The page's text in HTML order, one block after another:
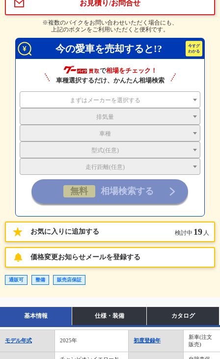
お見積り/お問合せ
※複数のバイクをお問い合わせいただく場合にも、
上記のボタンをご利用いただくと便利です。
今の愛車を売却すると!?
で相場をチェック！
車種選択するだけ、かんたん相場検索
まずはメーカーを選択する
排気量
車種
型式(任意)
走行距離(任意)
お気に入りに追加する 検討中 19 人
価格変更お知らせメールを登録する
通販可 整備 販売店保証
基本情報 仕様・装備 カタログ
モデル年式 2025年 初度登録年
新車(注文
販売)